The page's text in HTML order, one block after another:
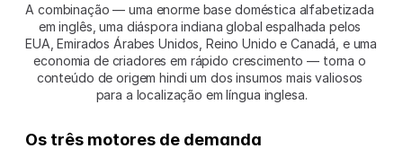
A combinação — uma enorme base doméstica alfabetizada
em inglês, uma diáspora indiana global espalhada pelos
EUA, Emirados Árabes Unidos, Reino Unido e Canadá, e uma
economia de criadores em rápido crescimento — torna o
conteúdo de origem hindi um dos insumos mais valiosos
para a localização em língua inglesa.
Os três motores de demanda